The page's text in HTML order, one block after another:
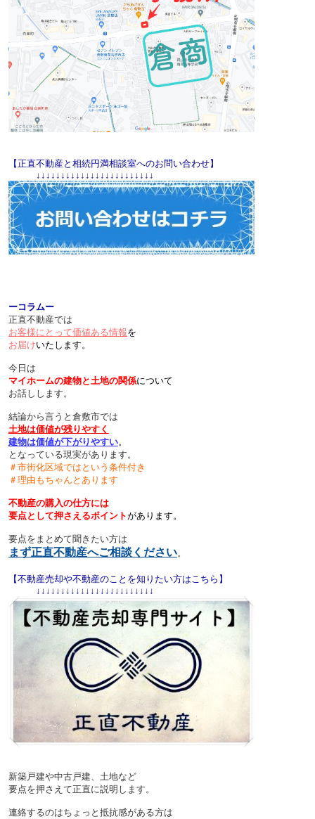
【正直不動産と相続円満相談室へのお問い合わせ】
↓↓↓↓↓↓↓↓↓↓↓↓↓↓↓↓↓↓↓↓↓↓↓↓
ーコラムー
正直不動産では
お客様にとって価値ある情報を
お届けいたします。
今日は
マイホームの建物と土地の関係について
お話しします。
結論から言うと倉敷市では
土地は価値が残りやすく
建物は価値が下がりやすい。
となっている現実があります。
＃市街化区域ではという条件付き
＃理由もちゃんとあります
不動産の購入の仕方には
要点として押さえるポイントがあります。
要点をまとめて聞きたい方は
まず正直不動産へご相談ください。
【不動産売却や不動産のことを知りたい方はこちら】
↓↓↓↓↓↓↓↓↓↓↓↓↓↓↓↓↓↓↓↓↓↓↓↓
新築戸建や中古戸建、土地など
要点を押さえて正直に説明します。
連絡するのはちょっと抵抗感がある方は